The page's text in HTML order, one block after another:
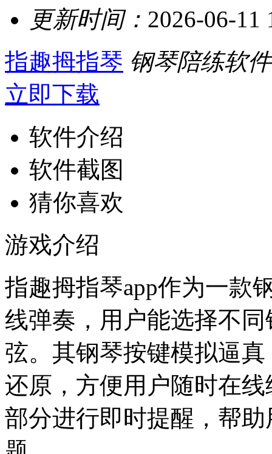
更新时间： 2026-06-11
指趣拇指琴 钢琴陪练软件
立即下载
软件介绍
软件截图
猜你喜欢
游戏介绍
指趣拇指琴app作为一款
线弹奏，用户能选择不
弦。其钢琴按键模拟逼
还原，方便用户随时在
部分进行即时提醒，帮